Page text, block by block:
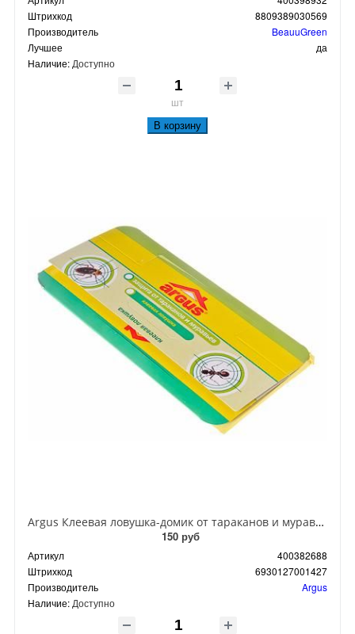
Штрихкод
8809389030569
Производитель
BeauuGreen
Лучшее
да
Наличие: Доступно
шт
В корзину
Argus Клеевая ловушка-домик от тараканов и муравьев
150 руб
Артикул
400382688
Штрихкод
6930127001427
Производитель
Argus
Наличие: Доступно